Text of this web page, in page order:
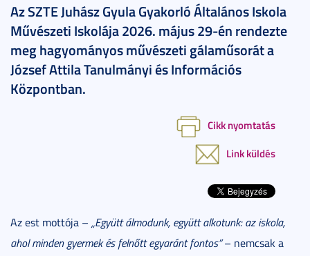
Az SZTE Juhász Gyula Gyakorló Általános Iskola
Művészeti Iskolája 2026. május 29-én rendezte
meg hagyományos művészeti gálaműsorát a
József Attila Tanulmányi és Információs
Központban.
Cikk nyomtatás
Link küldés
Az est mottója – „Együtt álmodunk, együtt alkotunk: az iskola,
ahol minden gyermek és felnőtt egyaránt fontos”– nemcsak a